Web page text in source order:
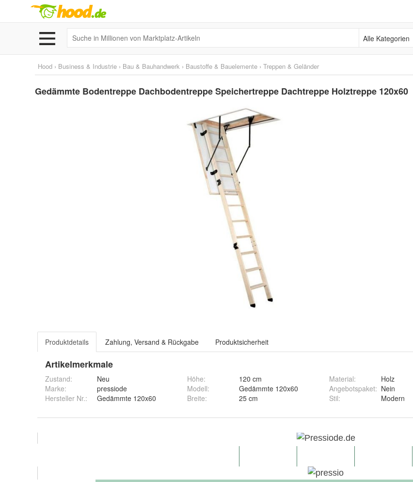
Alle Kategorien
Hood › Business & Industrie › Bau & Bauhandwerk › Baustoffe & Bauelemente › Treppen & Geländer
Gedämmte Bodentreppe Dachbodentreppe Speichertreppe Dachtreppe Holztreppe 120x60
Produktdetails Zahlung, Versand & Rückgabe Produktsicherheit
Artikelmerkmale
Zustand:
Neu
Marke:
pressiode
Hersteller Nr.:
Gedämmte 120x60
Höhe:
120 cm
Modell:
Gedämmte 120x60
Breite: 25 cm
Material:
Holz
Angebotspaket: Nein
Stil: Modern